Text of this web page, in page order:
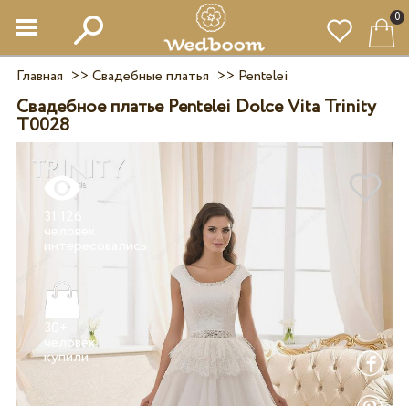
0
Главная >> Свадебные платья >> Pentelei
Свадебное платье Pentelei Dolce Vita Trinity
T0028
31 126
человек
30+
человек
купили